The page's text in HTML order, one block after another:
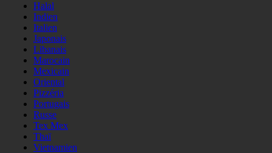
Halal
Indien
Italien
Japonais
Libanais
Marocain
Mexicain
Oriental
Pizzéria
Portugais
Russe
Tex Mex
Thaï
Vietnamien